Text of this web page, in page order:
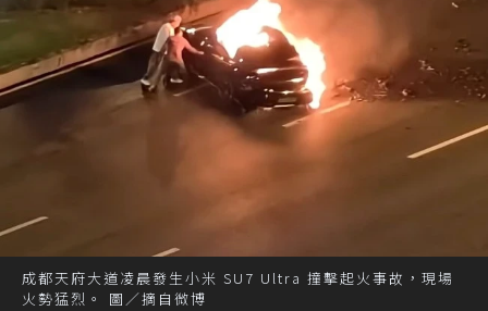
成都天府大道凌晨發生小米 SU7 Ultra 撞擊起火事故，現場
火勢猛烈。 圖／摘自微博